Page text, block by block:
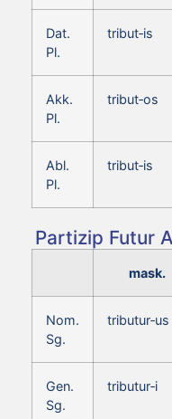
Dat.
Pl.
tribut‑is
Akk.
Pl.
tribut‑os
Abl.
Pl.
tribut‑is
Partizip Futur
mask.
Nom.
Sg.
tributur‑us
Gen.
Sg.
tributur‑i